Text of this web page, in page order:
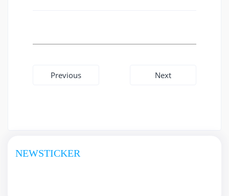
Beitragsnavigation
Previous Next
NEWSTICKER